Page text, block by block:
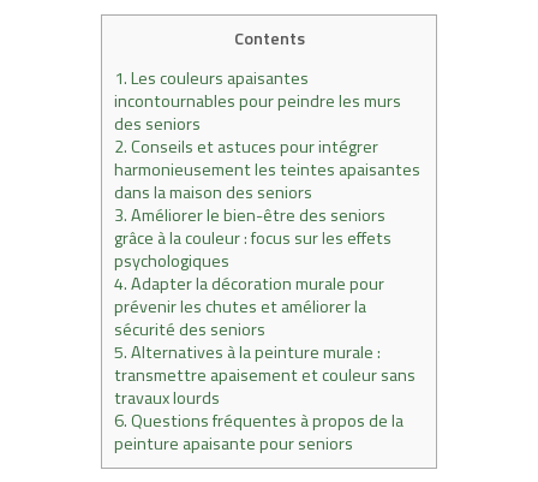
Contents
1.Les couleurs apaisantes
incontournables pour peindre les murs
des seniors
2.Conseils et astuces pour intégrer
harmonieusement les teintes apaisantes
dans la maison des seniors
3.Améliorer le bien-être des seniors
grâce à la couleur : focus sur les effets
psychologiques
4.Adapter la décoration murale pour
prévenir les chutes et améliorer la
sécurité des seniors
5.Alternatives à la peinture murale :
transmettre apaisement et couleur sans
travaux lourds
6. Questions fréquentes à propos de la
peinture apaisante pour seniors